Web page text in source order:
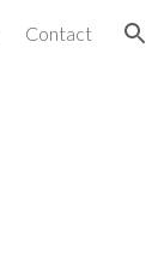
Contact